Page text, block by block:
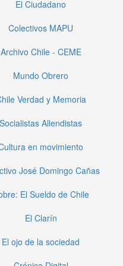
El Ciudadano
Colectivos MAPU
Archivo Chile - CEME
Mundo Obrero
Verdad y Memoria
Socialistas Allendistas
en movimiento
José Domingo Cañas
El Sueldo de Chile
El Clarín
El ojo de la sociedad